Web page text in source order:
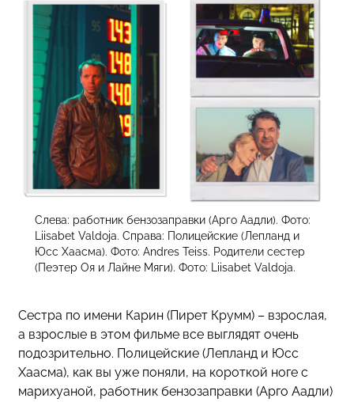
Слева: работник бензозаправки (Арго Аадли). Фото:
Liisabet Valdoja. Справа: Полицейские (Лепланд и
Юсс Хаасма). Фото: Andres Teiss. Родители сестер
(Пеэтер Оя и Лайне Мяги). Фото: Liisabet Valdoja.
Сестра по имени Карин (Пирет Крумм) – взрослая,
а взрослые в этом фильме все выглядят очень
подозрительно. Полицейские (Лепланд и Юсс
Хаасма), как вы уже поняли, на короткой ноге с
марихуаной, работник бензозаправки (Арго Аадли)